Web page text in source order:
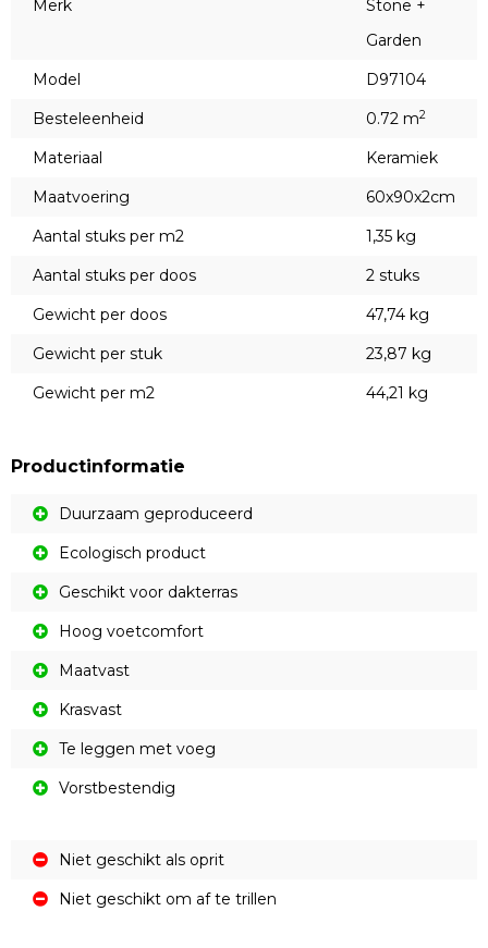
Merk
Stone +
Garden
Model
D97104
Besteleenheid
0.72 m2
Materiaal
Keramiek
Maatvoering
60x90x2cm
Aantal stuks per m2
1,35 kg
Aantal stuks per doos
2 stuks
Gewicht per doos
47,74 kg
Gewicht per stuk
23,87 kg
Gewicht per m2
44,21 kg
Productinformatie
Duurzaam geproduceerd
Ecologisch product
Geschikt voor dakterras
Hoog voetcomfort
Maatvast
Krasvast
Te leggen met voeg
Vorstbestendig
Niet geschikt als oprit
Niet geschikt om af te trillen